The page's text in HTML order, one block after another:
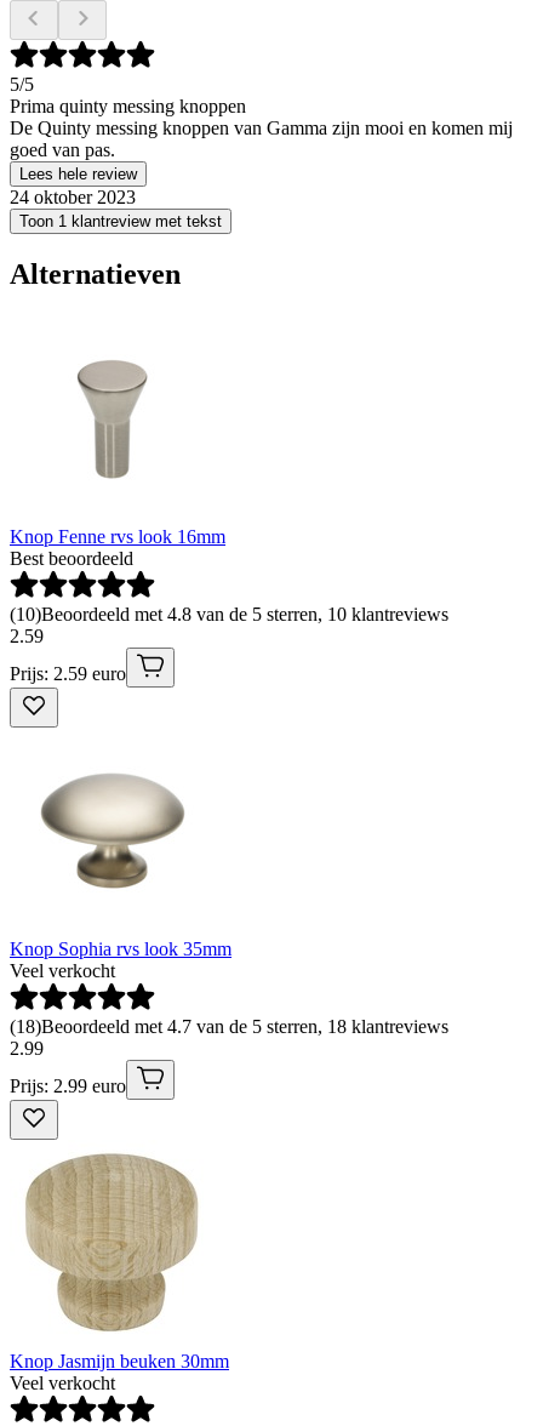
5/5
Prima quinty messing knoppen
De Quinty messing knoppen van Gamma zijn mooi en komen mij
goed van pas.
Lees hele review
24 oktober 2023
Toon 1 klantreview met tekst
Alternatieven
Knop Fenne rvs look 16mm
Best beoordeeld
(10)Beoordeeld met 4.8 van de 5 sterren, 10 klantreviews
2.59
Prijs: 2.59 euro
Knop Sophia rvs look 35mm
Veel verkocht
(18)Beoordeeld met 4.7 van de 5 sterren, 18 klantreviews
2.99
Prijs: 2.99 euro
Knop Jasmijn beuken 30mm
Veel verkocht